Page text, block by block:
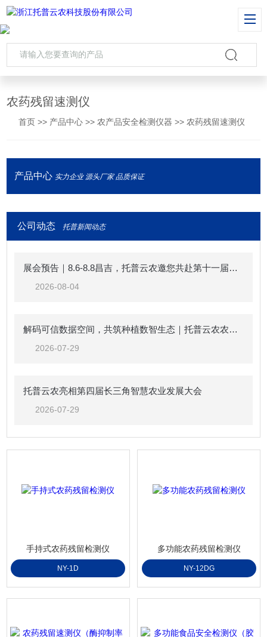
农药残留速测仪
首页 >> 产品中心 >> 农产品安全检测仪器 >> 农药残留速测仪
产品中心 实力企业 源头厂家 品质保证
公司动态 托普新闻动态
展会预告｜8.6-8.8昌吉，托普云农邀您共赴第十一届中国新疆种子展示交易会
2026-08-04
解码可信数据空间，共筑种植数智生态｜托普云农农业（种植）可信数据空间生态共建倡议
2026-07-29
托普云农亮相第四届长三角智慧农业发展大会
2026-07-29
手持式农药残留检测仪
NY-1D
多功能农药残留检测仪
NY-12DG